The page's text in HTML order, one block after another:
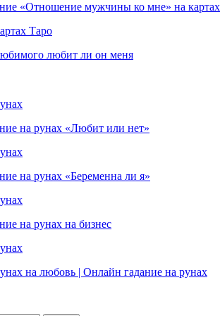
«Отношение мужчины ко мне» на
Таро
любит ли он меня
на рунах «Любит или нет»
на рунах «Беременна ли я»
на рунах на бизнес
на любовь | Онлайн гадание на рунах